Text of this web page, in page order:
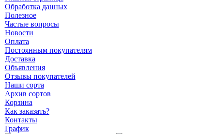
Обработка данных
Полезное
Частые вопросы
Новости
Оплата
Постоянным покупателям
Доставка
Объявления
Отзывы покупателей
Наши сорта
Архив сортов
Корзина
Как заказать?
Контакты
График